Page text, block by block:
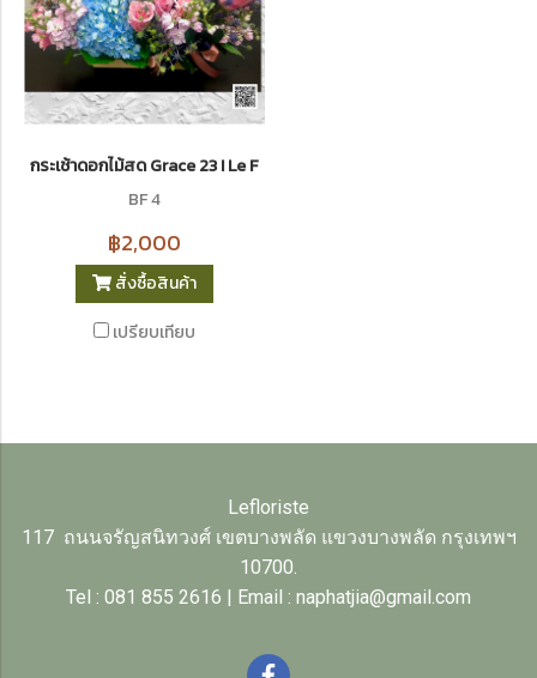
กระเช้าดอกไม้สด Grace 23 I Le Floriste
BF 4
฿2,000
สั่งซื้อสินค้า
เปรียบเทียบ
Lefloriste
117 ถนนจรัญสนิทวงศ์ เขตบางพลัด แขวงบางพลัด กรุงเทพฯ
10700.
Tel : 081 855 2616 | Email : naphatjia@gmail.com